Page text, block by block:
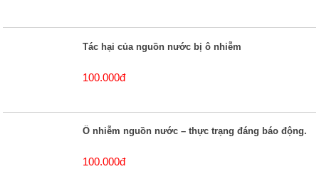
Tác hại của nguồn nước bị ô nhiễm
100.000đ
Ô nhiễm nguồn nước – thực trạng đáng báo động.
100.000đ